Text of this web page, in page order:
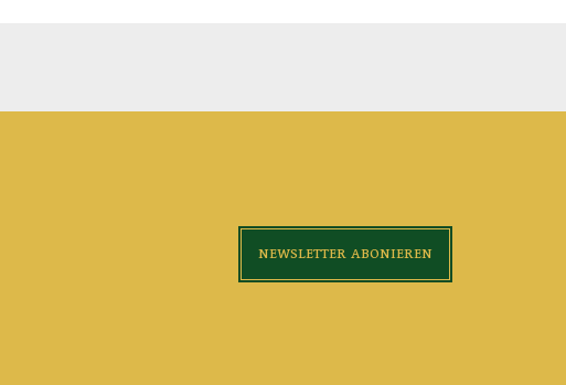
NEWSLETTER ABONIEREN